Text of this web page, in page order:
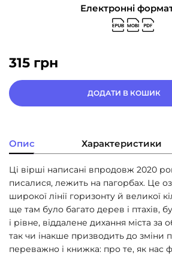
Електронні
315 грн
ДОДАТИ В КОШИК
Опис Характеристики
Ці вірші написані впродовж 2020
писалися, лежить на пагорбах. Це
широкої лінії горизонту й великої
ще там було багато дерев і птахів,
і рівне, віддалене дихання міста за
так чи інакше призводить до зміни
переважно і книжка: про те, як нас